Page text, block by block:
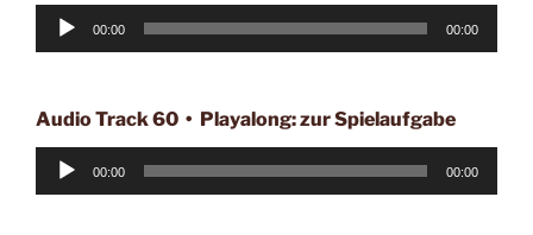
Audio-
00:00 00:00
Audio Track 60 • Playalong: zur Spielaufgabe
Audio-
00:00 00:00